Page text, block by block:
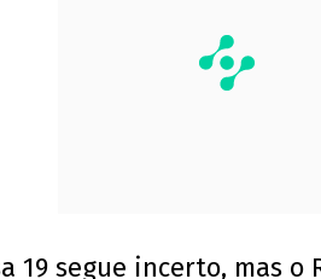
19 segue incerto, mas